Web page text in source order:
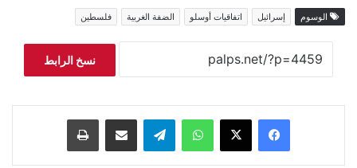
الوسوم إسرائيل اتفاقيات أوسلو الضفة الغربية فلسطين
نسخ الرابط
فيسبوك ‫X واتساب تيلقرام مشاركة عبر البريد طباعة